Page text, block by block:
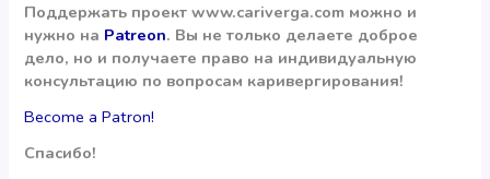
Поддержать проект www.cariverga.com можно и
нужно на Patreon. Вы не только делаете доброе
дело, но и получаете право на индивидуальную
консультацию по вопросам каривергирования!
Become a Patron!
Спасибо!